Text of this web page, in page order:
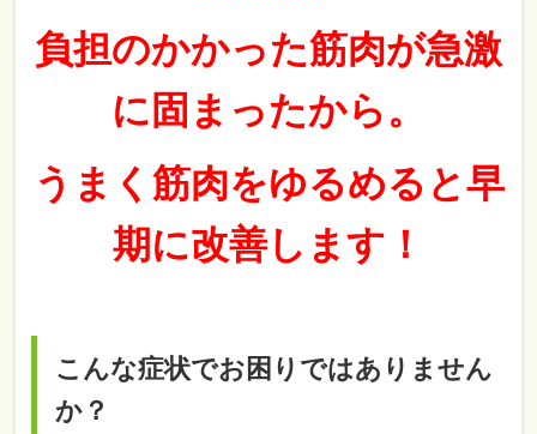
負担のかかった筋肉が急激
に固まったから。
うまく筋肉をゆるめると早
期に改善します！
こんな症状でお困りではありません
か？